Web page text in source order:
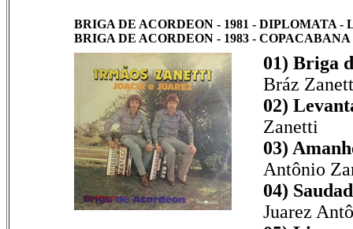
BRIGA DE ACORDEON - 1981 - DIPLOMATA -
BRIGA DE ACORDEON - 1983 - COPACABANA
01) Briga
Bráz
02)
Zanetti
03)
Antônio
04)
Juarez